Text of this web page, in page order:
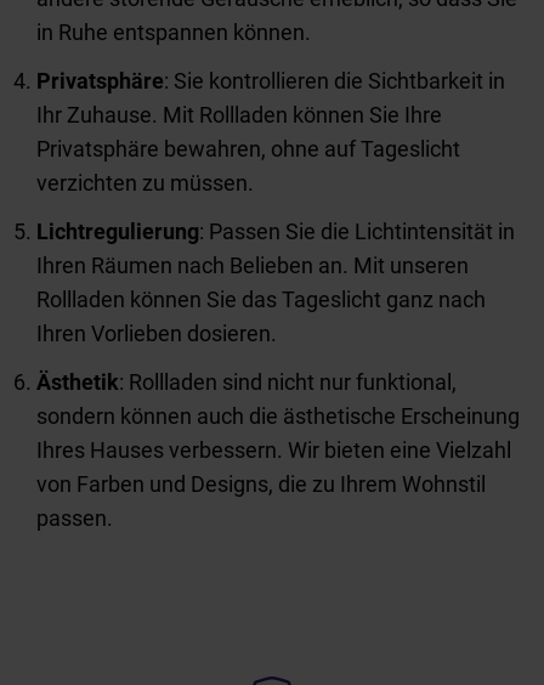
in Ruhe entspannen können.
Privatsphäre: Sie kontrollieren die Sichtbarkeit in
Ihr Zuhause. Mit Rollladen können Sie Ihre
Privatsphäre bewahren, ohne auf Tageslicht
verzichten zu müssen.
Lichtregulierung: Passen Sie die Lichtintensität in
Ihren Räumen nach Belieben an. Mit unseren
Rollladen können Sie das Tageslicht ganz nach
Ihren Vorlieben dosieren.
Ästhetik: Rollladen sind nicht nur funktional,
sondern können auch die ästhetische Erscheinung
Ihres Hauses verbessern. Wir bieten eine Vielzahl
von Farben und Designs, die zu Ihrem Wohnstil
passen.